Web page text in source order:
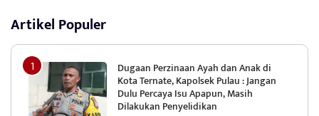
Artikel Populer
Dugaan Perzinaan Ayah dan Anak di
Kota Ternate, Kapolsek Pulau : Jangan
Dulu Percaya Isu Apapun, Masih
Dilakukan Penyelidikan